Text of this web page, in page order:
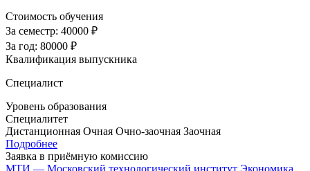
Стоимость обучения
За семестр: 40000 ₽
За год: 80000 ₽
Квалификация выпускника
Специалист
Уровень образования
Специалитет
Дистанционная Очная Очно-заочная Заочная
Подробнее
Заявка в приёмную комиссию